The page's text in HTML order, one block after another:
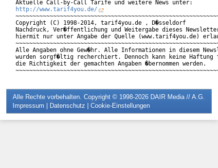
http://www.tarif4you.de/
Copyright (C) 1998-2014, tarif4you.de , D�sseldorf
Nachdruck, Ver�ffentlichung und Weitergabe dieses
hiermit nur unter Angabe der Quelle (www.tarif4you.de)
Alle Angaben ohne Gew�hr. Alle Informationen in diesem
wurden sorgf�ltig recherchiert. Dennoch kann keine Haftung
die Richtigkeit der gemachten Angaben �bernommen werden.
Alle Rechte vorbehalten. Copyright © 1998-2026 DAIR Media // A.G.
Impressum | Datenschutz | Cookie-Einstellungen